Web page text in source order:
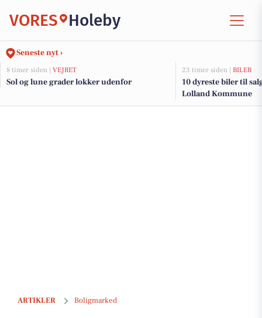
VORES Holeby
Seneste nyt ›
8 timer siden | VEJRET
Sol og lune grader lokker udenfor
23 timer siden | BILER
10 dyreste biler til
Lolland Kommune
ARTIKLER Boligmarked
Tvangsauktion: Villa på Maribovej 36 i Holeby